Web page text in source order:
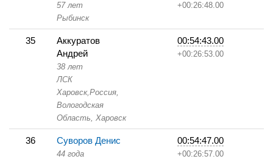
57 лет
Рыбинск
+00:26:48.00
35
Аккуратов
Андрей
38 лет
ЛСК
Харовск,Россия,
Вологодская
Область, Харовск
00:54:43.00
+00:26:53.00
36 Суворов Денис
44 года
00:54:47.00
+00:26:57.00